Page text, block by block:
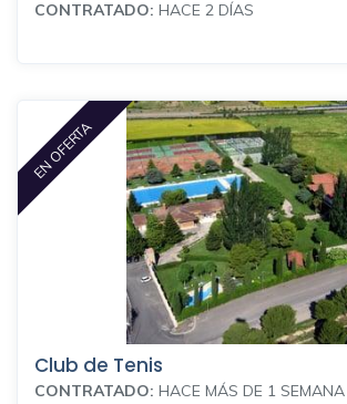
CONTRATADO: HACE 2 DÍAS
EN OFERTA
Club de Tenis
CONTRATADO: HACE MÁS DE 1 SEMANA